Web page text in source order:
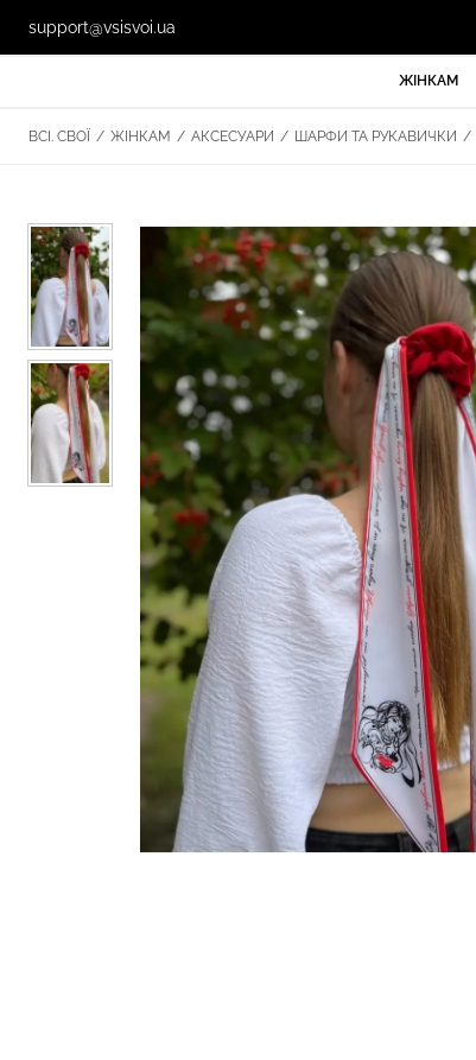
support@vsisvoi.ua
ЖІНКАМ
ВСІ. СВОЇ / ЖІНКАМ / АКСЕСУАРИ / ШАРФИ ТА РУКАВИЧКИ /